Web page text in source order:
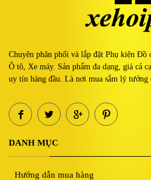
Chuyên phân phối và lắp đặt Phụ kiện Đồ
Ô tô, Xe máy. Sản phẩm đa dạng, giá cả
uy tín hàng đầu. Là nơi mua sắm lý tưởng
DANH MỤC
Hướng dẫn mua hàng